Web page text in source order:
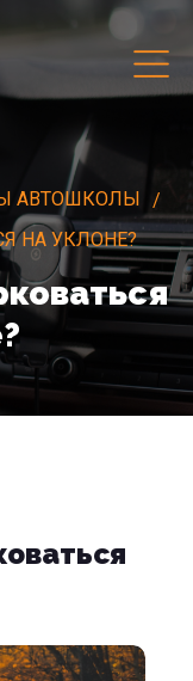
АВТОШКОЛЫ
НА УКЛОНЕ?